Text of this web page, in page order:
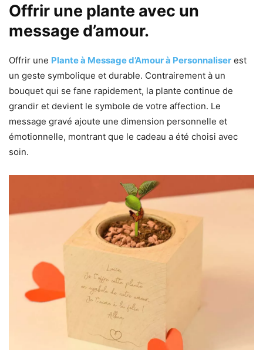
Offrir une plante avec un
message d’amour.
Offrir une Plante à Message d’Amour à Personnaliser est
un geste symbolique et durable. Contrairement à un
bouquet qui se fane rapidement, la plante continue de
grandir et devient le symbole de votre affection. Le
message gravé ajoute une dimension personnelle et
émotionnelle, montrant que le cadeau a été choisi avec
soin.